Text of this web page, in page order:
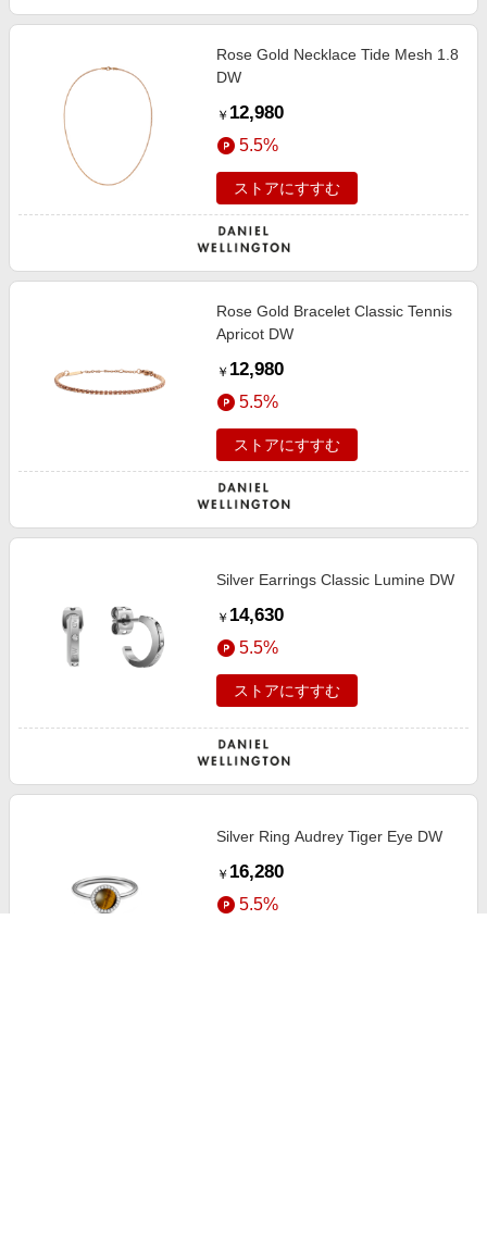
Rose Gold Necklace Tide Mesh 1.8
DW
￥ 12,980
5.5%
ストアにすすむ
Rose Gold Bracelet Classic Tennis
Apricot DW
￥ 12,980
5.5%
ストアにすすむ
Silver Earrings Classic Lumine DW
￥ 14,630
5.5%
ストアにすすむ
Silver Ring Audrey Tiger Eye DW
￥ 16,280
5.5%